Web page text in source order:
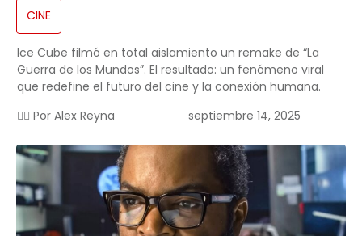
CINE
Ice Cube filmó en total aislamiento un remake de “La
Guerra de los Mundos”. El resultado: un fenómeno viral
que redefine el futuro del cine y la conexión humana.
✍🏻 Por Alex Reyna septiembre 14, 2025